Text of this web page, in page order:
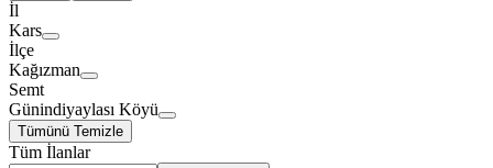
İl
Kars
İlçe
Kağızman
Semt
Günindiyaylası Köyü
Tümünü Temizle
Tüm İlanlar